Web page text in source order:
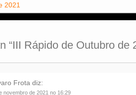
2021
“III Rápido de Outubro de
Frota diz:
novembro de 2021 no 16:29